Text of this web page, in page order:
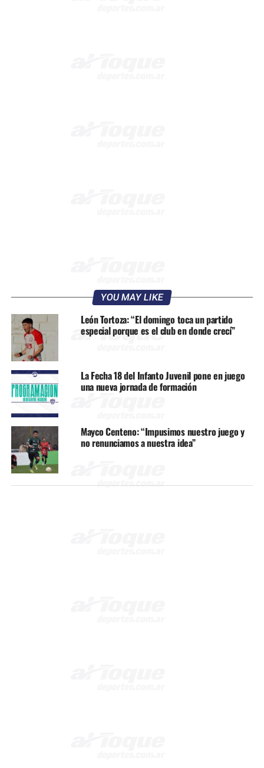
YOU MAY LIKE
León Tortoza: “El domingo toca un partido
especial porque es el club en donde crecí”
La Fecha 18 del Infanto Juvenil pone en juego
una nueva jornada de formación
Mayco Centeno: “Impusimos nuestro juego y
no renunciamos a nuestra idea”